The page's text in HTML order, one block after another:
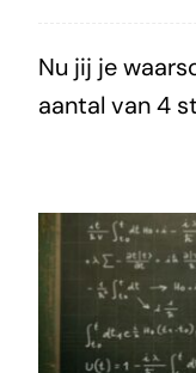
Nu jij je
aantal van 4